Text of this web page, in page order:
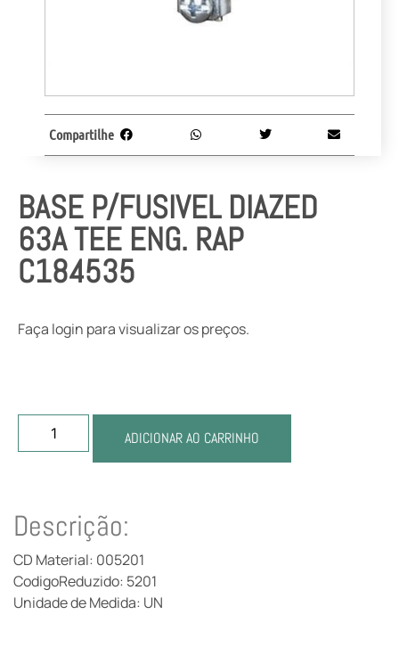
BASE P/FUSIVEL DIAZED
63A TEE ENG. RAP
C184535
Faça login para visualizar os preços.
ADICIONAR AO CARRINHO
Compartilhe
Descrição:
CD Material: 005201
CodigoReduzido: 5201
Unidade de Medida: UN